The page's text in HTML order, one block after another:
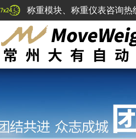
称重模块、称重仪表咨询热